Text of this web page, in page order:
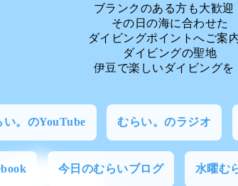
ブランクのある方も大歓迎
その日の海に合わせた
ダイビングポイントへご案内
ダイビングの聖地
伊豆で楽しいダイビングを
い。のYouTube むらい。のラジオ
今日のむらいブログ 水曜む